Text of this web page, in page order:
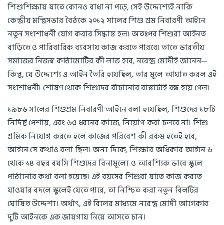
শি শুশিক্ষায় যাতে কোনও বাধা না পড়ে, সেই উদ্দেশ্যেই নাকি
কেন্দ্রীয় মন্ত্রিসভার বৈঠকে ২০১২ সালের শিশু শ্রম নিবারণী আইনে
নতুন সংশোধনী যোগ করার সিদ্ধান্ত হল। অতঃপর শিশুরা আইনত
বাড়িতে ও পারিবারিক ব্যবসায় কাজ করতে পারবে। তাতে ভারতীয়
সমাজের নিজস্ব কাঠামোটির কী লাভ হবে, নরেন্দ্র মোদীই জানেন—
কিন্তু, যে উদ্দেশ্যে এ আইন তৈরি হয়েছিল, তার মূলে আঘাত করল এই
সংশোধনী। শোষণ থেকে শিশুদের বাঁচানোর রাস্তাটাই বন্ধ হয়ে গেল।
১৯৮৬ সালের শিশুশ্রম নিবারণী আইনে বলা হয়েছিল, শিশুদের ১৮টি
নির্দিষ্ট পেশায়, এবং ৬৫ ধরনের কাজে, নিয়োগ করা চলবে না। শিশু
শ্রমিক নিয়োগ করতে হলে কাজের পরিবেশ কী রকম হতেই হবে,
আইনে সে কথাও বলা ছিল। অন্য দিকে, শিক্ষার অধিকার আইনে ৬
থেকে ১৪ বছর বয়সি শিশুদের বিনামূল্যে ও আবশ্যিক ভাবে স্কুলে
পাঠানোর কথা বলা হয়েছে। এই বয়সের শিশুরা যাতে কাজ করতে
যাওয়ার বদলে স্কুলেই যেতে পারে, তা নিশ্চিত করা নতুন বিলটির
ঘোষিত উদ্দেশ্য। অর্থাৎ, এই বিলের মাধ্যমে নরেন্দ্র মোদী আগেকার
দুটি আইনকে এক জায়গায় নিয়ে আসতে চান।